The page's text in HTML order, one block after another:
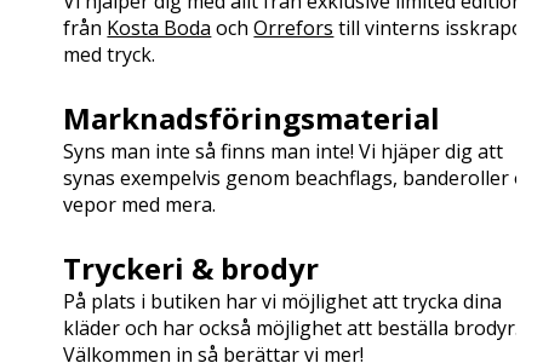
från Kosta Boda ochOrrefors till vinterns isskrapor
med tryck.
Marknadsföringsmaterial
Syns man inte så finns man inte! Vi hjäper dig att
synas exempelvis genom beachflags, banderoller
vepor med mera.
Tryckeri & brodyr
På plats i butiken har vi möjlighet att trycka dina
kläder och har också möjlighet att beställa brodyr.
Välkommen in så berättar vi mer!